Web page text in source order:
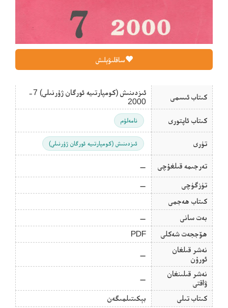
ساقلىۋېلىش
كىتاب ئىسمى
ئىزدىنىش (كومپارتىيە ئورگان ژۇرنىلى) 7-
2000
كىتاب ئاپتورى نامەلۇم
تۈرى ئىزدىنىش (كومپارتىيە ئورگان ژۇرنىلى)
تەرجىمە قىلغۇچى —
تۈزگۈچى
—
كىتاب ھەجمى
بەت سانى
—
ھۆججەت شەكلى
PDF
نەشر قىلغان
ئورۇن
—
نەشر قىلىنغان
ۋاقتى
—
كىتاب تىلى بېكىتىلمىگەن